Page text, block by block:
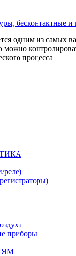
бесконтактные и
одним из самых
процесса
реле)
приборы